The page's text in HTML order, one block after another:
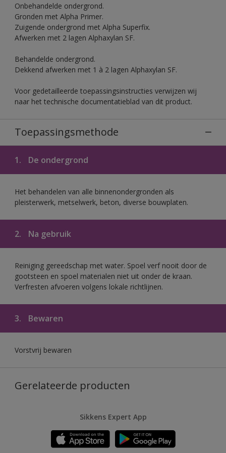
Onbehandelde ondergrond.
Gronden met Alpha Primer.
Zuigende ondergrond met Alpha Superfix.
Afwerken met 2 lagen Alphaxylan SF.
Behandelde ondergrond.
Dekkend afwerken met 1 à 2 lagen Alphaxylan SF.
Voor gedetailleerde toepassingsinstructies verwijzen wij
naar het technische documentatieblad van dit product.
Toepassingsmethode
1. De ondergrond
Het behandelen van alle binnenondergronden als
pleisterwerk, metselwerk, beton, diverse bouwplaten.
2. Na gebruik
Reiniging gereedschap met water. Spoel verf nooit door de
gootsteen en spoel materialen niet uit onder de kraan.
Verfresten afvoeren volgens lokale richtlijnen.
3. Bewaren
Vorstvrij bewaren
Gerelateerde producten
Sikkens Expert App